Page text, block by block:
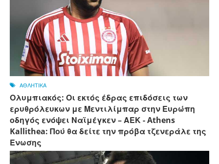
ΑΘΛΗΤΙΚΑ
Ολυμπιακός: Οι εκτός έδρας επιδόσεις των
ερυθρόλευκων με Μεντιλίμπαρ στην Ευρώπη
οδηγός ενόψει Ναϊμέγκεν – ΑΕΚ - Athens
Kallithea: Πού θα δείτε την πρόβα τζενεράλε της
Ένωσης